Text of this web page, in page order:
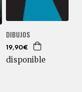
DIBUJOS
19,90€
disponible